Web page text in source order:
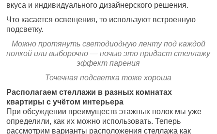
вкуса и индивидуального дизайнерского решения.
Что касается освещения, то используют встроенную
подсветку.
Можно протянуть светодиодную ленту под каждой
полкой или выборочно — ночью это придаст стеллажу
эффект парения
Точечная подсветка тоже хороша
Располагаем стеллажи в разных комнатах
квартиры с учётом интерьера
При обсуждении преимуществ этажных полок мы уже
определили, как их можно использовать. Теперь
рассмотрим варианты расположения стеллажа как